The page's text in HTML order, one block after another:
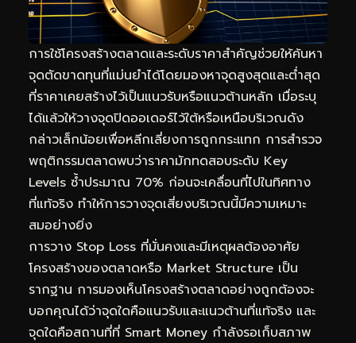
การใช้โครงสร้างตลาดและระดับราคาสำคัญช่วยให้ค้นหา
จุดตัดขาดทุนที่แม่นยำได้โดยมองหาจุดสูงสุดและต่ำสุด
ที่ราคาเคยสร้างไว้เป็นแนวรับหรือแนวต้านหลัก เมื่อระบุ
ได้แล้วให้วางจุดปิดออเดอร์ไว้ใต้หรือเหนือบริเวณดัง
กล่าวเล็กน้อยเพื่อหลีกเลี่ยงการถูกกระแทก การสำรวจ
พฤติกรรมตลาดพบว่าราคามักทดสอบระดับ Key
Levels ซ้ำประมาณ 70% ก่อนจะเคลื่อนที่ไปในทิศทาง
ที่แท้จริง ทำให้การวางจุดเสี่ยงบริเวณนี้มีความเหมาะ
สมอย่างยิ่ง
การวาง Stop Loss ที่มั่นคงและมีเหตุผลต้องอาศัย
โครงสร้างของตลาดหรือ Market Structure เป็น
รากฐาน การมองเห็นโครงสร้างตลาดอย่างถูกต้องจะ
บอกคุณได้ว่าจุดใดคือแนวรับและแนวต้านที่แท้จริง และ
จุดใดคือสถานที่ที่ Smart Money กำลังรอเก็บสภาพ